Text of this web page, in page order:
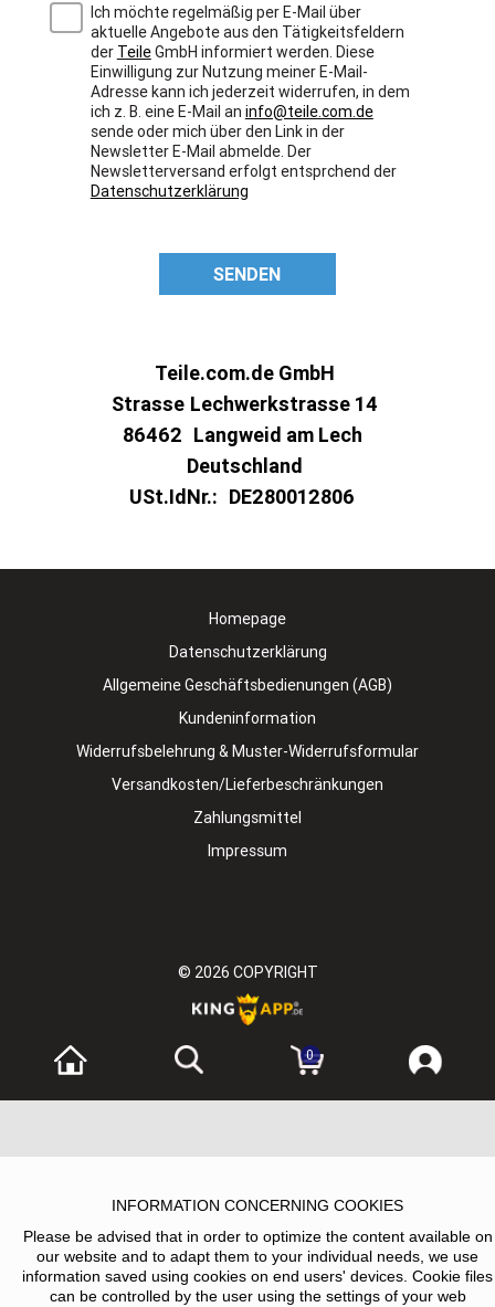
Ich möchte regelmäßig per E-Mail über
aktuelle Angebote aus den Tätigkeitsfeldern
der TeileGmbH informiert werden. Diese
Einwilligung zur Nutzung meiner E-Mail-
Adresse kann ich jederzeit widerrufen, in dem
ich z. B. eine E-Mail an info@teile.com.de
sende oder mich über den Link in der
Newsletter E-Mail abmelde. Der
Newsletterversand erfolgt entsprchend der
Datenschutzerklärung
SENDEN
Teile.com.de GmbH
Strasse Lechwerkstrasse 14
86462 Langweid am Lech
Deutschland
USt.IdNr.: DE280012806
Homepage
Datenschutzerklärung
Allgemeine Geschäftsbedienungen (AGB)
Kundeninformation
Widerrufsbelehrung & Muster-Widerrufsformular
Versandkosten/Lieferbeschränkungen
Zahlungsmittel
Impressum
© 2026 COPYRIGHT
0
INFORMATION CONCERNING COOKIES
Please be advised that in order to optimize the content available on
our website and to adapt them to your individual needs, we use
information saved using cookies on end users' devices. Cookie files
can be controlled by the user using the settings of your web